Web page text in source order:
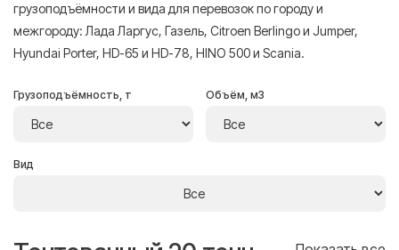
грузоподъёмности и вида для перевозок по городу и
межгороду: Лада Ларгус, Газель, Citroen Berlingo и Jumper,
Hyundai Porter, HD-65 и HD-78, HINO 500 и Scania.
Грузоподъёмность, т Объём, м3
Вид